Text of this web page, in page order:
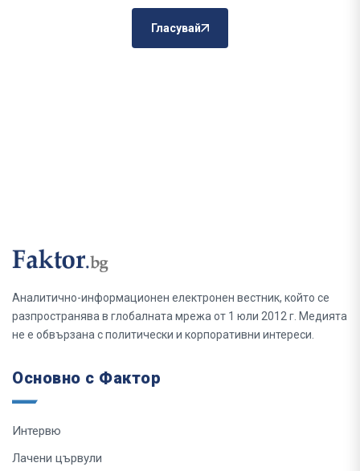
Гласувай
Аналитично-информационен електронен вестник, който се
разпространява в глобалната мрежа от 1 юли 2012 г. Медията
не е обвързана с политически и корпоративни интереси.
Основно с Фактор
Интервю
Лачени цървули